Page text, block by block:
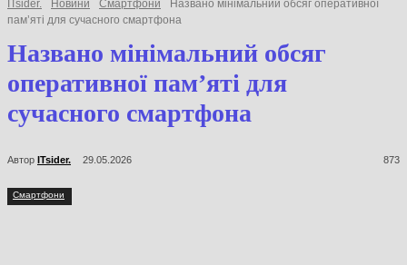
ITsider. Новини Смартфони
Названо мінімальний обсяг
оперативної пам’яті для сучасного смартфона
Названо мінімальний обсяг
оперативної пам’яті для
сучасного смартфона
Автор ITsider. 29.05.2026 873
Смартфони